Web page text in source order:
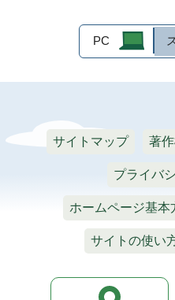
PC
サイトマップ 著
プライバ
ホームページ基本
サイトの使い